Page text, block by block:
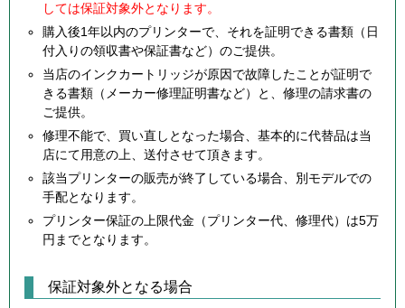
しては保証対象外となります。
購入後1年以内のプリンターで、それを証明できる書類（日
付入りの領収書や保証書など）のご提供。
当店のインクカートリッジが原因で故障したことが証明で
きる書類（メーカー修理証明書など）と、修理の請求書の
ご提供。
修理不能で、買い直しとなった場合、基本的に代替品は当
店にて用意の上、送付させて頂きます。
該当プリンターの販売が終了している場合、別モデルでの
手配となります。
プリンター保証の上限代金（プリンター代、修理代）は5万
円までとなります。
保証対象外となる場合